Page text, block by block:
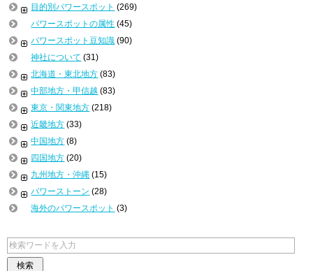
目的別パワースポット (269)
パワースポットの属性 (45)
パワースポット豆知識 (90)
神社について (31)
北海道・東北地方 (83)
中部地方・甲信越 (83)
東京・関東地方 (218)
近畿地方 (33)
中国地方 (8)
四国地方 (20)
九州地方・沖縄 (15)
パワーストーン (28)
海外のパワースポット (3)